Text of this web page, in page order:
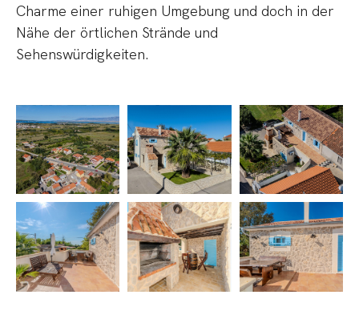
Charme einer ruhigen Umgebung und doch in der
Nähe der örtlichen Strände und
Sehenswürdigkeiten.